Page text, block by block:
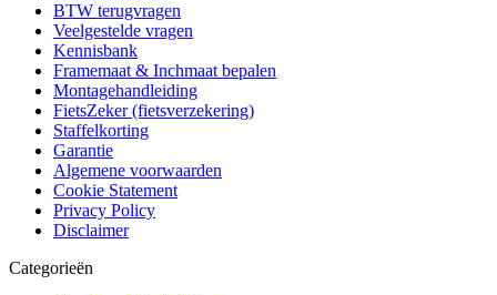
BTW terugvragen
Veelgestelde vragen
Kennisbank
Framemaat & Inchmaat bepalen
Montagehandleiding
FietsZeker (fietsverzekering)
Staffelkorting
Garantie
Algemene voorwaarden
Cookie Statement
Privacy Policy
Disclaimer
Categorieën